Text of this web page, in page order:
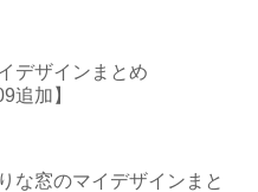
デザインまとめ
追加】
な窓のマイデザインまと